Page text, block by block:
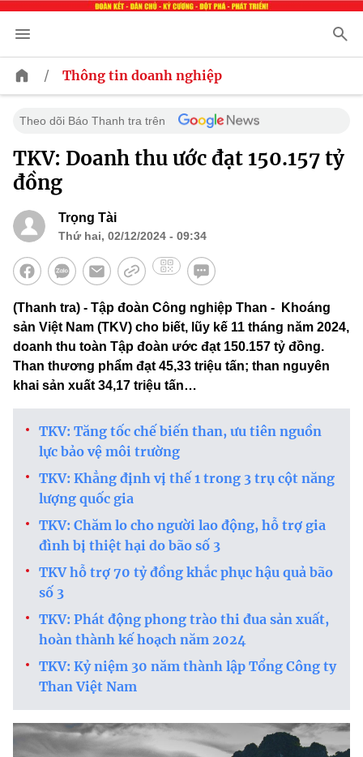
/ Thông tin doanh nghiệp
Theo dõi Báo Thanh tra trên
TKV: Doanh thu ước đạt 150.157 tỷ
đồng
Trọng Tài
Thứ hai, 02/12/2024 - 09:34
(Thanh tra) - Tập đoàn Công nghiệp Than - Khoáng
sản Việt Nam (TKV) cho biết, lũy kế 11 tháng năm 2024,
doanh thu toàn Tập đoàn ước đạt 150.157 tỷ đồng.
Than thương phẩm đạt 45,33 triệu tấn; than nguyên
khai sản xuất 34,17 triệu tấn…
TKV: Tăng tốc chế biến than, ưu tiên nguồn
lực bảo vệ môi trường
TKV: Khẳng định vị thế 1 trong 3 trụ cột năng
lượng quốc gia
TKV: Chăm lo cho người lao động, hỗ trợ gia
đình bị thiệt hại do bão số 3
TKV hỗ trợ 70 tỷ đồng khắc phục hậu quả bão
số 3
TKV: Phát động phong trào thi đua sản xuất,
hoàn thành kế hoạch năm 2024
TKV: Kỷ niệm 30 năm thành lập Tổng Công ty
Than Việt Nam